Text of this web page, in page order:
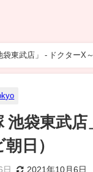
袋東武店」 - ドクターX
池袋東武
朝日）
日 2021年10月6日